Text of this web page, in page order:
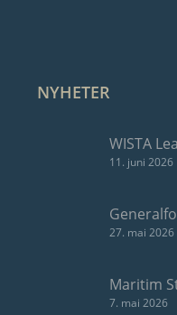
NYHETER
WISTA
11. juni 2026
27. mai 2026
Maritim
7. mai 2026